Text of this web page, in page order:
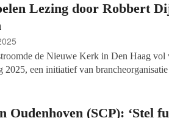
Lezing door Robbert
de Nieuwe Kerk in Den Haag vol
2025, een initiatief van
te verbinden en daarbij niet schuwt om
Oudenhoven (SCP): ‘Stel